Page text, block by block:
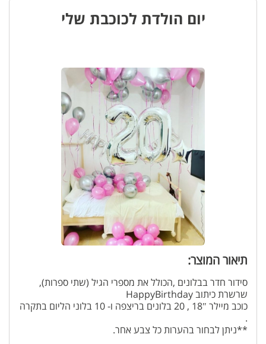
יום הולדת לכוכבת שלי
תיאור המוצר:
סידור חדר בבלונים ,הכולל את מספרי הגיל (שתי ספרות),
שרשרת כיתוב HappyBirthday
כוכב מיילר 18″ , 20 בלונים בריצפה ו- 10 בלוני הליום בתקרה
.
**ניתן לבחור בהערות כל צבע אחר.